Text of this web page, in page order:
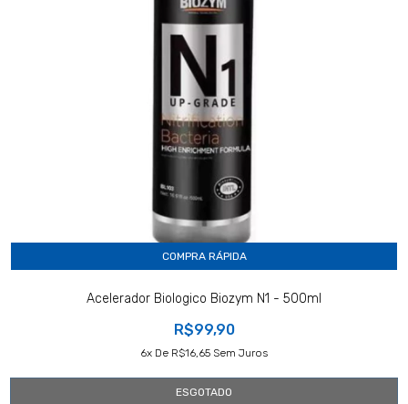
COMPRA RÁPIDA
Acelerador Biologico Biozym N1 - 500ml
R$99,90
6X De R$16,65 Sem Juros
ESGOTADO